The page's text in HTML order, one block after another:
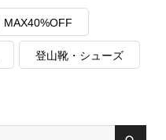
MAX40%OFF
登山靴・シューズ